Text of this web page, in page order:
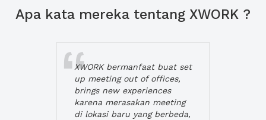
Apa kata mereka tentang XWORK ?
XWORK bermanfaat buat set
up meeting out of offices,
brings new experiences
karena merasakan meeting
di lokasi baru yang berbeda,